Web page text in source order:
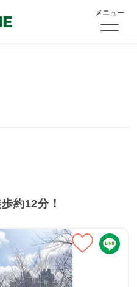
メニュー
約12分！